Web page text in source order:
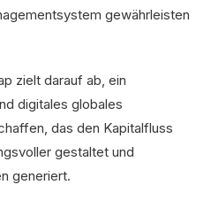
gewährleisten
zielt darauf ab, ein
digitales globales
das den Kapitalfluss
gestaltet und
generiert.